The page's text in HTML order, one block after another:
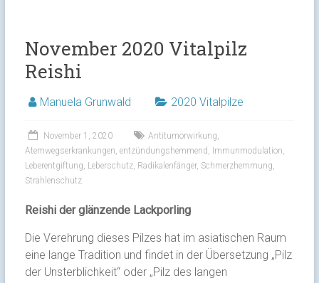
November 2020 Vitalpilz
Reishi
Manuela Grunwald 2020 Vitalpilze
November 1, 2020 Antitumorwirkung
Atemwegserkrankungen entzündungshemmend Immunmodulation
Leberentgiftung Leberschutz, Radikalenfänger, Schmerzhemmung
Strahlenschutz
Reishi der glänzende Lackporling
Die Verehrung dieses Pilzes hat im asiatischen Raum
eine lange Tradition und findet in der Übersetzung „Pilz
der Unsterblichkeit“ oder „Pilz des langen